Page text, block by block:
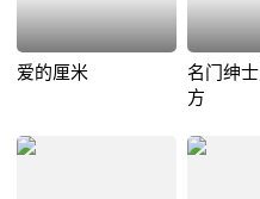
爱的厘米
名门绅
方